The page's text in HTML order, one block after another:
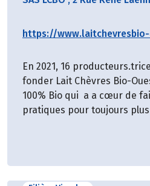
https://
En 2021, 16
fonder Lait Chèvres Bio-
100% Bio qui a a cœur de
pratiques pour toujours